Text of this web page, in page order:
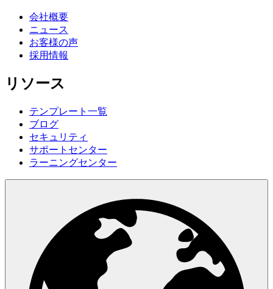
会社概要
ニュース
お客様の声
採用情報
リソース
テンプレート一覧
ブログ
セキュリティ
サポートセンター
ラーニングセンター